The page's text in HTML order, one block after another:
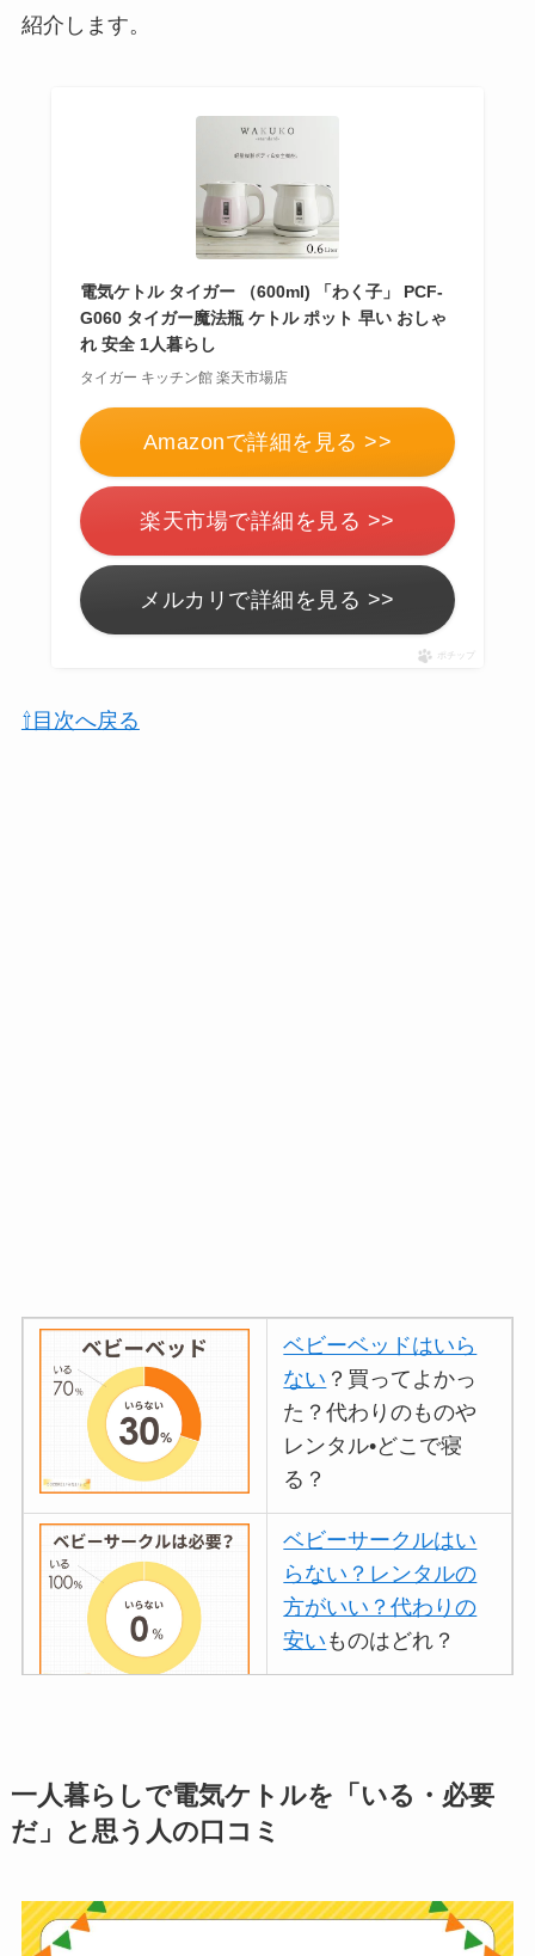
紹介します。
電気ケトル タイガー （600ml) 「わく子」 PCF-
G060 タイガー魔法瓶 ケトル ポット 早い おしゃ
れ 安全 1人暮らし
タイガー キッチン館 楽天市場店
Amazonで詳細を見る >>
楽天市場で詳細を見る >>
メルカリで詳細を見る >>
ポチップ
⇧目次へ戻る
ベビーベッドはいら
ない ？買ってよかっ
た？代わりのものや
レンタル•どこで寝
る？
ベビーサークルはい
らない？レンタルの
方がいい？代わりの
安い ものはどれ？
代用やおすすめは？
ストライダーはいら
一人暮らしで電気ケトルを「いる・必要
だ」と思う人の口コミ